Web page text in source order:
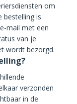
om
bestelling is
mail met een
van je
wordt bezorgd.
verzonden
in de